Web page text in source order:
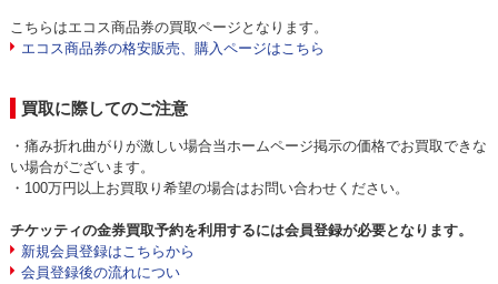
こちらはエコス商品券の買取ページとなります。
エコス商品券の格安販売、購入ページはこちら
買取に際してのご注意
・痛み折れ曲がりが激しい場合当ホームページ掲示の価格でお買取できな
い場合がございます。
・100万円以上お買取り希望の場合はお問い合わせください。
チケッティの金券買取予約を利用するには会員登録が必要となります。
新規会員登録はこちらから
会員登録後の流れについ